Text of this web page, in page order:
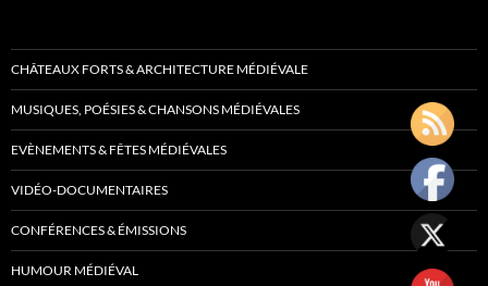
CHÂTEAUX FORTS & ARCHITECTURE MÉDIÉVALE
MUSIQUES, POÉSIES & CHANSONS MÉDIÉVALES
EVÈNEMENTS & FÊTES MÉDIÉVALES
VIDÉO-DOCUMENTAIRES
CONFÉRENCES & ÉMISSIONS
HUMOUR MÉDIÉVAL